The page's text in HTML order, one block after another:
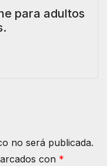
para adultos
no será publicada.
con *